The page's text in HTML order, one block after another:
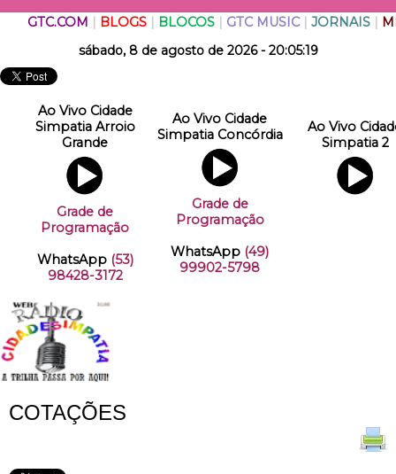
GTC.COM BLOGS| BLOCOS| GTC MUSIC| JORNAIS|
sábado, 8 de agosto de 2026 - 20:05:19
Ao Vivo Cidade
Simpatia Arroio
Grande
Grade de
Programação
WhatsApp (53)
98428-3172
Ao Vivo Cidade
Simpatia Concórdia
Grade de
Programação
WhatsApp (49)
99902-5798
Ao Vivo
Simpatia 2
COTAÇÕES